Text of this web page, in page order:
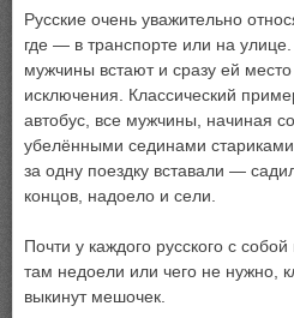
Русские очень уважительно
где — в транспорте или на
мужчины встают и сразу ей место
исключения. Классический
автобус, все мужчины, начиная
убелёнными сединами
за одну поездку вставали —
концов, надоело и сели.
Почти у каждого русского с
там недоели или чего не нужно,
выкинут мешочек.